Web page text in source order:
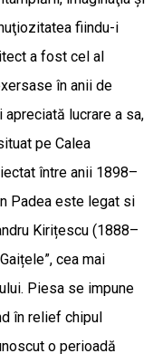
fiindu-i
a fost cel al
în anii de
lucrare a sa,
pe Calea
între anii 1898–
Padea este legat si
Kirițescu (1888–
cea mai
Piesa se impune
în relief chipul
o perioadă